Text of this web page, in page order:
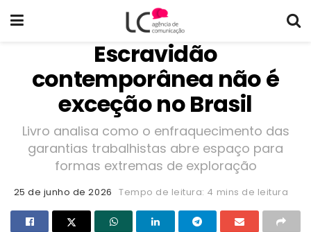
Escravidão
contemporânea não é
exceção no Brasil
Livro analisa como o enfraquecimento das
garantias trabalhistas abre espaço para
formas extremas de exploração
25 de junho de 2026 Tempo de leitura: 4 mins de leitura